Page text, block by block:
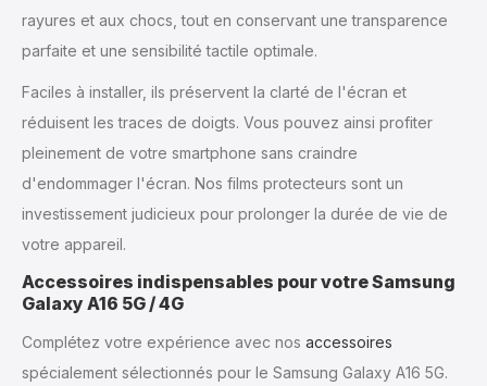
rayures et aux chocs, tout en conservant une transparence
parfaite et une sensibilité tactile optimale.
Faciles à installer, ils préservent la clarté de l'écran et
réduisent les traces de doigts. Vous pouvez ainsi profiter
pleinement de votre smartphone sans craindre
d'endommager l'écran. Nos films protecteurs sont un
investissement judicieux pour prolonger la durée de vie de
votre appareil.
Accessoires indispensables pour votre Samsung
Galaxy A16 5G / 4G
Complétez votre expérience avec nos accessoires
spécialement sélectionnés pour le Samsung Galaxy A16 5G.